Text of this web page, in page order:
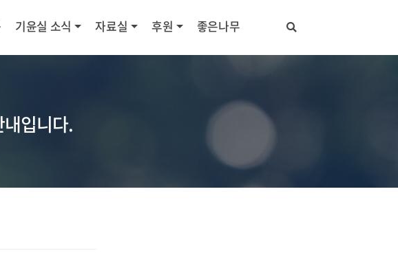
기윤실 소식 자료실 후원 좋은나무
입니다.